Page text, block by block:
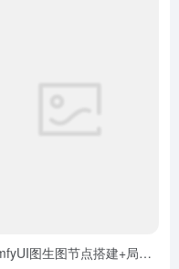
ComfyUI图生图节点搭建+局部重绘功能，图片预处理一键换背景